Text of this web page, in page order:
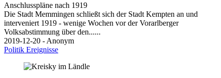
Anschlusspläne nach 1919
Die Stadt Memmingen schließt sich der Stadt Kempten an und
interveniert 1919 - wenige Wochen vor der Vorarlberger
Volksabstimmung über den......
2019-12-20 - Anonym
Politik Ereignisse